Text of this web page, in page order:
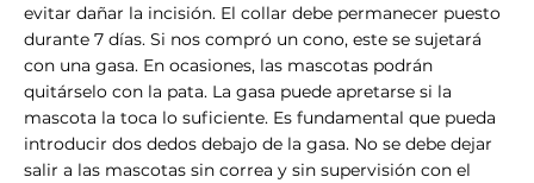
evitar dañar la incisión. El collar debe permanecer puesto
durante 7 días. Si nos compró un cono, este se sujetará
con una gasa. En ocasiones, las mascotas podrán
quitárselo con la pata. La gasa puede apretarse si la
mascota la toca lo suficiente. Es fundamental que pueda
introducir dos dedos debajo de la gasa. No se debe dejar
salir a las mascotas sin correa y sin supervisión con el